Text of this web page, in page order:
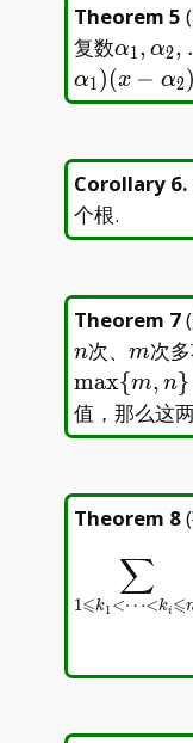
Theorem 5 (
复数α1, α2,
α1)(x − α2)
Corollary 6.
个根.
Theorem 7(
n次、 m
m次
max{m, n}
值，那么这
Theorem 8(
∑
1⩽k1<⋯<ki ⩽
⩽k